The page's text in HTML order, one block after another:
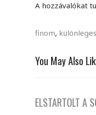
A hozzávalókat
finom, különleges
You May Also
ELSTARTOLT A